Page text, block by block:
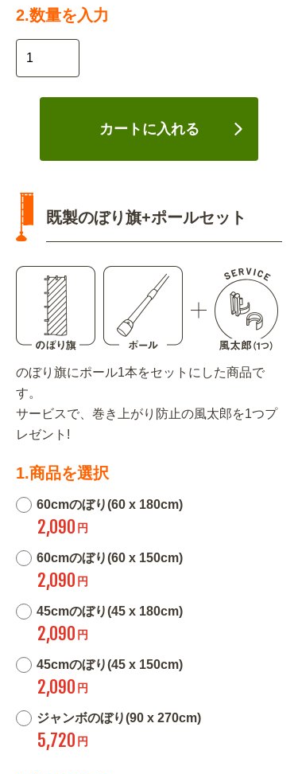
2.数量を入力
カートに入れる
既製のぼり旗+ポールセット
のぼり旗にポール1本をセットにした商品で
す。
サービスで、巻き上がり防止の風太郎を1つプ
レゼント!
1.商品を選択
60cmのぼり(60 x 180cm)
2,090 円
60cmのぼり(60 x 150cm)
2,090 円
45cmのぼり(45 x 180cm)
2,090 円
45cmのぼり(45 x 150cm)
2,090 円
ジャンボのぼり(90 x 270cm)
5,720 円